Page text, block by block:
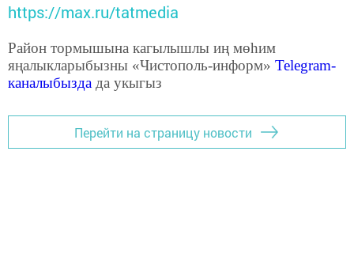
https://max.ru/tatmedia
Район тормышына кагылышлы иң мөһим
яңалыкларыбызны «Чистополь-информ» Telegram-
каналыбызда да укыгыз
Перейти на страницу новости